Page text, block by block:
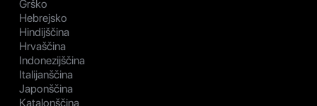
Grško
Hebrejsko
Hindijščina
Hrvaščina
Indonezijščina
Italijanščina
Japonščina
Katalonščina